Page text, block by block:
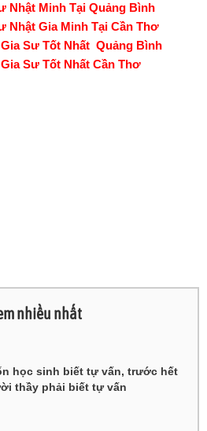
Nhật Minh Tại Quảng Bình
Nhật Gia Minh Tại Cần Thơ
Gia Sư Tốt Nhất Quảng Bình
Sư Tốt Nhất Cần Thơ
nhiều nhất
học sinh biết tự vấn, trước hết
thầy phải biết tự vấn